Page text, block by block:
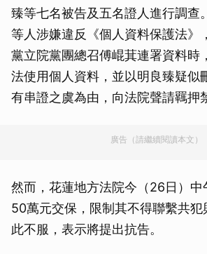
臻等七名被告及五名證人進行調查
等人涉嫌違反《個人資料保護法》
黨立院黨團總召傅崐萁連署資料時
法使用個人資料，並以明良臻疑似
有串證之虞為由，向法院聲請羈押
廣告（請繼續閱讀本文）
然而，花蓮地方法院今（26日）中
50萬元交保，限制其不得聯繫共
此不服，表示將提出抗告。